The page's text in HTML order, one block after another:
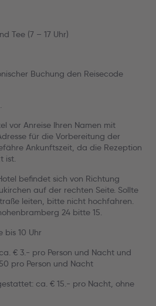
Tee (7 – 17 Uhr)
Buchung den Reisecode
vor Anreise Ihren Namen mit
für die Vorbereitung der
Ankunftszeit, da die Rezeption
ist.
befindet sich von Richtung
auf der rechten Seite. Sollte
leiten, bitte nicht hochfahren.
24 bitte 15.
bis 10 Uhr
€ 3.- pro Person und Nacht und
pro Person und Nacht
ca. € 15.- pro Nacht, ohne